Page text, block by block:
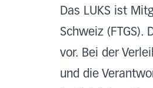
Das LUKS ist
Schweiz
vor. Bei der
und die